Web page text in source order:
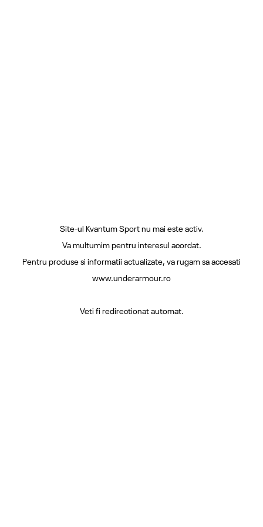
Site-ul Kvantum Sport nu mai este activ.
Va multumim pentru interesul acordat.
Pentru produse si informatii actualizate, va rugam sa accesati
www.underarmour.ro
Veti fi redirectionat automat.